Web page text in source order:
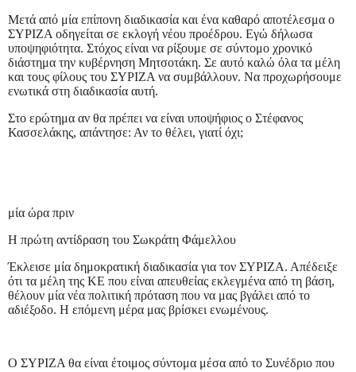
Μετά από μία επίπονη διαδικασία και ένα καθαρό αποτέλεσμα ο
ΣΥΡΙΖΑ οδηγείται σε εκλογή νέου προέδρου. Εγώ δήλωσα
υποψηφιότητα. Στόχος είναι να ρίξουμε σε σύντομο χρονικό
διάστημα την κυβέρνηση Μητσοτάκη. Σε αυτό καλώ όλα τα μέλη
και τους φίλους του ΣΥΡΙΖΑ να συμβάλλουν. Να προχωρήσουμε
ενωτικά στη διαδικασία αυτή.
Στο ερώτημα αν θα πρέπει να είναι υποψήφιος ο Στέφανος
Κασσελάκης, απάντησε: Αν το θέλει, γιατί όχι;
μία ώρα πριν
Η πρώτη αντίδραση του Σωκράτη Φάμελλου
Έκλεισε μία δημοκρατική διαδικασία για τον ΣΥΡΙΖΑ. Απέδειξε
ότι τα μέλη της ΚΕ που είναι απευθείας εκλεγμένα από τη βάση,
θέλουν μία νέα πολιτική πρόταση που να μας βγάλει από το
αδιέξοδο. Η επόμενη μέρα μας βρίσκει ενωμένους.
Ο ΣΥΡΙΖΑ θα είναι έτοιμος σύντομα μέσα από το Συνέδριο που